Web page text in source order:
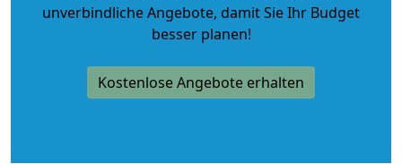
unverbindliche Angebote, damit Sie Ihr Budget
besser planen!
Kostenlose Angebote erhalten